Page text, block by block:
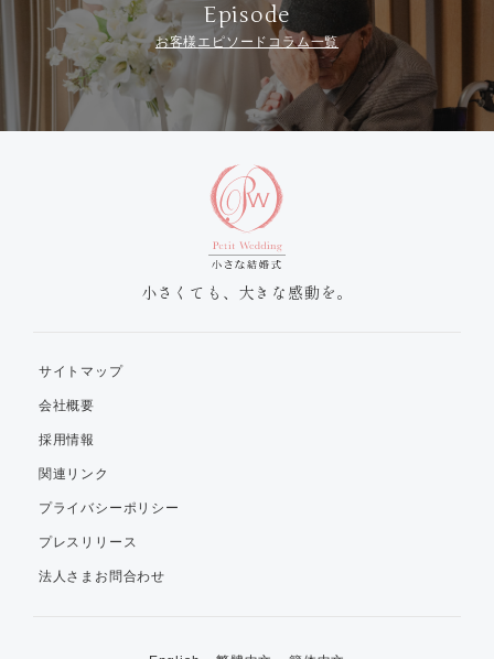
Episode
お客様エピソードコラム一覧
小さくても、大きな感動を。
サイトマップ
会社概要
採用情報
関連リンク
プライバシーポリシー
プレスリリース
法人さまお問合わせ